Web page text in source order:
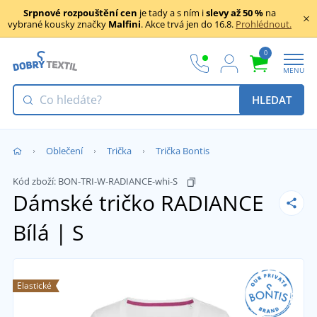
Srpnové rozpouštění cen je tady a s ním islevy až 50 % na
vybrané kousky značky Malfini. Akce trvá jen do 16.8. Prohlédnout.
0
MENU
HLEDAT
Oblečení Trička Trička Bontis
Kód zboží: BON-TRI-W-RADIANCE-whi-S
Dámské tričko RADIANCE
Bílá | S
Elastické